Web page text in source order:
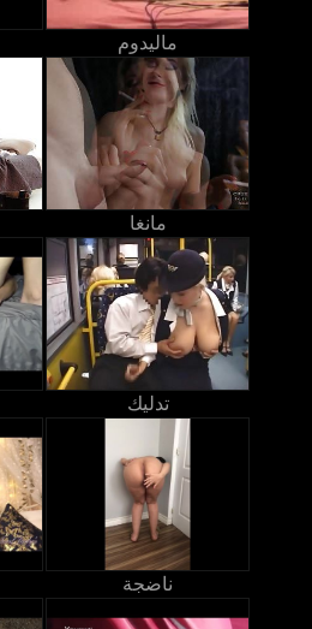
ماليدوم
مانغا
تدليك
ناضجة